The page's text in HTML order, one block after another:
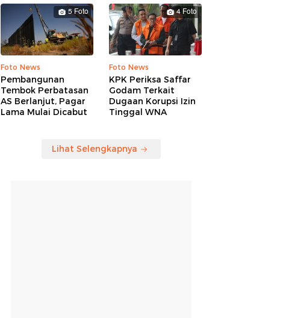
5 Foto
Foto News
Pembangunan
Tembok Perbatasan
AS Berlanjut, Pagar
Lama Mulai Dicabut
4 Foto
Foto News
KPK Periksa Saffar
Godam Terkait
Dugaan Korupsi Izin
Tinggal WNA
Lihat Selengkapnya